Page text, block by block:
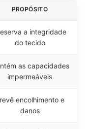
PROPÓSITO
a integridade
do tecido
as capacidades
impermeáveis
encolhimento e
danos